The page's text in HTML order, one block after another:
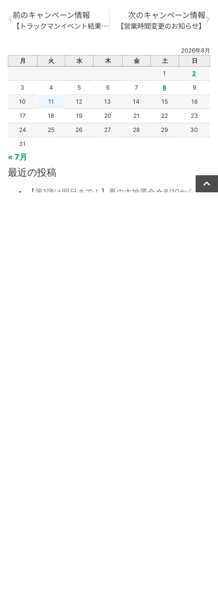
前のキャンペーン情報
【トラックマンイベント結果発表】
次のキャンペーン情報
【営業時間変更のお知らせ】
2026年8月
月
火 水 木 金 土
日
1
2
3
4 5 6 7 8
9
10
11 12 13 14 15
16
17
18 19 20 21 22
23
24
25 26 27 28 29
30
31
« 7月
最近の投稿
【第1弾は明日まで！】夏の大抽選会☆8/10から第2